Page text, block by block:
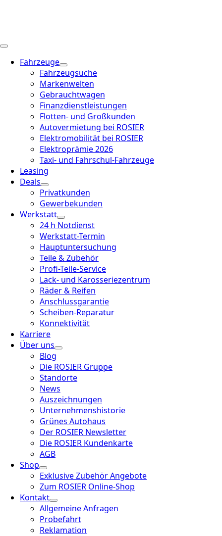
Fahrzeuge
Fahrzeugsuche
Markenwelten
Gebrauchtwagen
Finanzdienstleistungen
Flotten- und Großkunden
Autovermietung bei ROSIER
Elektromobilität bei ROSIER
Elektroprämie 2026
Taxi- und Fahrschul-Fahrzeuge
Leasing
Deals
Privatkunden
Gewerbekunden
Werkstatt
24 h Notdienst
Werkstatt-Termin
Hauptuntersuchung
Teile & Zubehör
Profi-Teile-Service
Lack- und Karosseriezentrum
Räder & Reifen
Anschlussgarantie
Scheiben-Reparatur
Konnektivität
Karriere
Über uns
Blog
Die ROSIER Gruppe
Standorte
News
Auszeichnungen
Unternehmenshistorie
Grünes Autohaus
Der ROSIER Newsletter
Die ROSIER Kundenkarte
AGB
Shop
Exklusive Zubehör Angebote
Zum ROSIER Online-Shop
Kontakt
Allgemeine Anfragen
Probefahrt
Reklamation